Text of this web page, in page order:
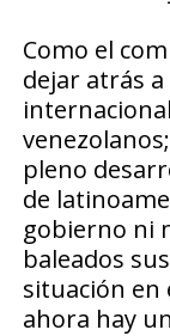
Como el
dejar atrás
pleno
de
gobierno ni
baleados
situación en
ahora hay